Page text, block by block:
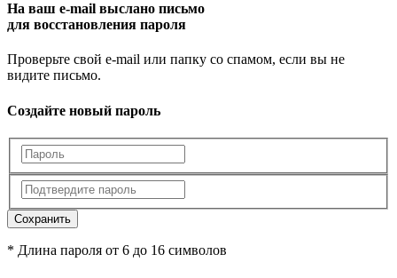
На ваш e-mail выслано письмо
для восстановления пароля
Проверьте свой e-mail или папку со спамом, если вы не
видите письмо.
Создайте новый пароль
Сохранить
* Длина пароля от 6 до 16 символов